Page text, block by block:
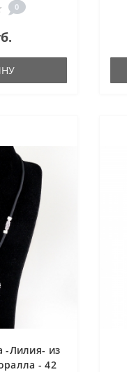
0
-Лилия- из
- 42